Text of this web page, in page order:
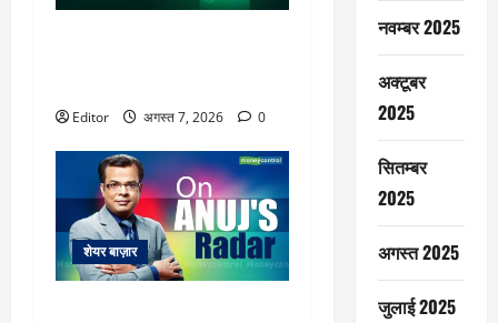
Editor अगस्त 7, 2026 0
शेयर बाज़ार
नवम्बर 2025
अक्टूबर
2025
सितम्बर
2025
अगस्त 2025
जुलाई 2025